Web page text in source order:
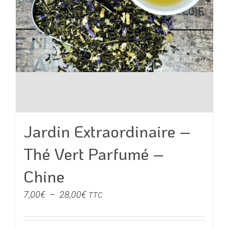
du
produit
Jardin Extraordinaire –
Thé Vert Parfumé –
Chine
7,00€ – 28,00€Plage
prix :
TTC